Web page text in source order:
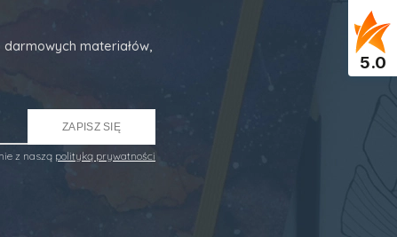
materiałów,
ZAPISZ SIĘ
z naszą polityką prywatności
5.0